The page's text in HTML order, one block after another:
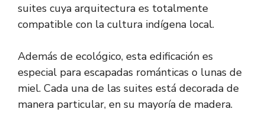
suites cuya arquitectura es totalmente
compatible con la cultura indígena local.
Además de ecológico, esta edificación es
especial para escapadas románticas o lunas de
miel. Cada una de las suites está decorada de
manera particular, en su mayoría de madera.